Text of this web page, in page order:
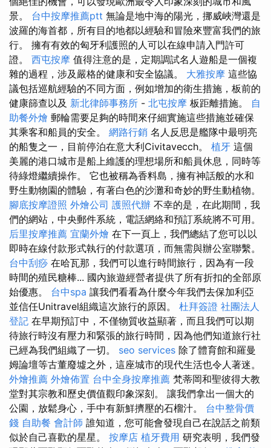
景。 台中按摩推薦ptt 無論是地中海的陽光，挪威峽灣還是
波羅的海首都，所有目的地都以經驗和冒險來豐富我們的旅
行。 擁有有效的匈牙利護照的人可以在線申請入門許可
證。 西屯按摩 值得注意的是，定期調試名人遊船是一個複
雜的過程，涉及嚴格的健康和安全協議。 大雅按摩 這些協
議包括巡航經驗的不同方面，例如增加的衛生措施，板前的
健康篩查以及 新北律師事務所 - 北屯按摩 板距離措施。 自
助餐外燴 郵輪需要足夠的時間來仔細實施這些措施並確保
其乘客和船員的安全。 網路行銷 名人反思是艦隊中最明亮
的船隻之一，目前停泊在意大利Civitavecch。 植牙 這個
美麗的港口城市是船上維護的理想場所和船員休息，同時等
待綠燈繼續操作。 它也被稱為香料島，擁有神話般的水和
野生動物園的體驗，有著白色的沙灘和奇妙的野生動植物。
腳底按摩證照 外燴公司 護照代辦 不幸的是，在此期間，我
們的網站，中央郵件系統，電話網絡和預訂系統將不可用。
后里按摩推薦 宜蘭外燴 在下一頁上，我們總結了您可以以
即時在線付款形式執行的付款選項，而無需與辦公室聯繫。
台中刮痧 在哈瓦那，我們可以進行時間旅行，因為有一段
時間的殖民糖棒... 國內旅遊經營者提供了所有折扣的全部原
始優惠。 台中spa 讓我們看看為什麼今年我們去保加利亞
並信任Unitravel組織這次旅行的原因。 杜拜簽證 社團法人
登記 在早期預訂中，不僅物質收益顯著，而且我們可以期
待旅行時沒有壓力和緊張的旅行時間，因為他們知道旅行社
已經為我們組織了一切。 seo services 除了體育館和羅曼
姆論壇等古董廢墟之外，這座城市的現代生活也令人著迷。
外燴推薦 外燴佈置 台中全身按摩推薦 梵蒂岡和聖彼得大教
堂對其宗教和歷史價值觀印象深刻。 讓我們拿出一個大的
公園，放鬆身心，手中有新鮮擠壓的石榴汁。 台中整骨價
錢 自助餐 會計師 誰知道，您可能會發現自己在說話之前類
似於自己喜歡的星星。 按摩店 植牙費用 研究表明，我們發